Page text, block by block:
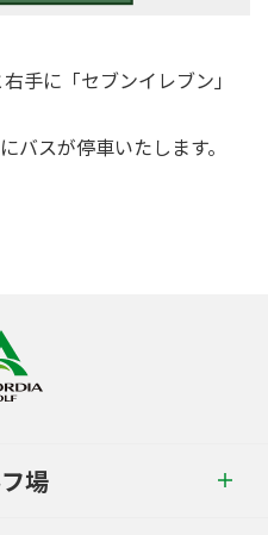
手に「セブンイレブン」
バスが停車いたします。
場